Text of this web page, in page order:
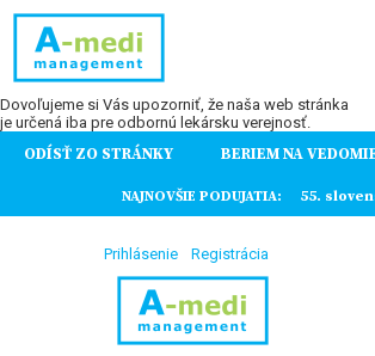
Dovoľujeme si Vás upozorniť, že naša web stránka
je určená iba pre odbornú lekársku verejnosť.
ODÍSŤ ZO STRÁNKY BERIEM NA
NAJNOVŠIE PODUJATIA: 55.
Prihlásenie Registrácia